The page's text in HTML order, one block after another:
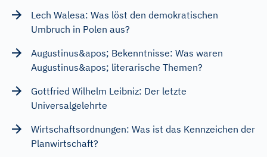
Lech Walesa: Was löst den demokratischen
Umbruch in Polen aus?
Augustinus&apos; Bekenntnisse: Was waren
Augustinus&apos; literarische Themen?
Gottfried Wilhelm Leibniz: Der letzte
Universalgelehrte
Wirtschaftsordnungen: Was ist das Kennzeichen der
Planwirtschaft?